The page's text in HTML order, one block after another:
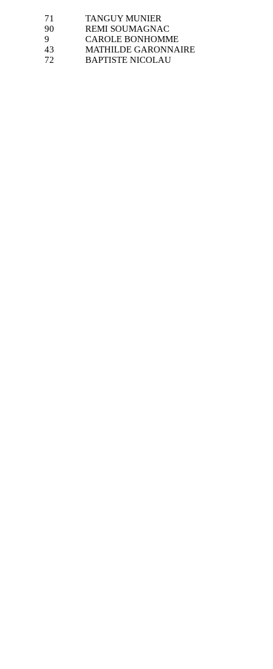
71
TANGUY MUNIER
90
REMI SOUMAGNAC
9
CAROLE BONHOMME
43
MATHILDE GARONNAIRE
72
BAPTISTE NICOLAU